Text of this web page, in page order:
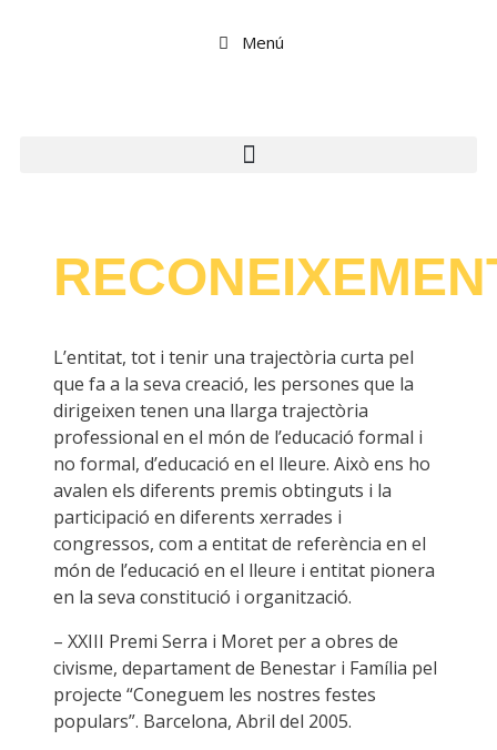
Menú
L’entitat, tot i tenir una trajectòria curta pel
que fa a la seva creació, les persones que la
dirigeixen tenen una llarga trajectòria
professional en el món de l’educació formal i
no formal, d’educació en el lleure. Això ens ho
avalen els diferents premis obtinguts i la
participació en diferents xerrades i
congressos, com a entitat de referència en el
món de l’educació en el lleure i entitat pionera
en la seva constitució i organització.
– XXIII Premi Serra i Moret per a obres de
civisme, departament de Benestar i Família pel
projecte “Coneguem les nostres festes
populars”. Barcelona, Abril del 2005.